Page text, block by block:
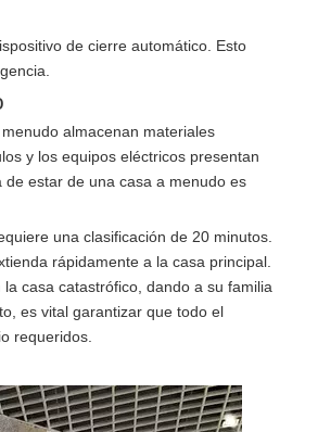
de cierre automático. Esto
almacenan materiales
y los equipos eléctricos presentan
estar de una casa a menudo es
una clasificación de 20 minutos.
rápidamente a la casa principal.
casa catastrófico, dando a su familia
es vital garantizar que todo el
requeridos.